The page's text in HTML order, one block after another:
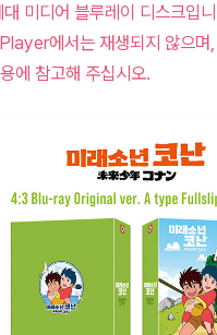
미디어 블루레이 디스크입
에서는 재생되지 않으며
에 참고해 주십시오.